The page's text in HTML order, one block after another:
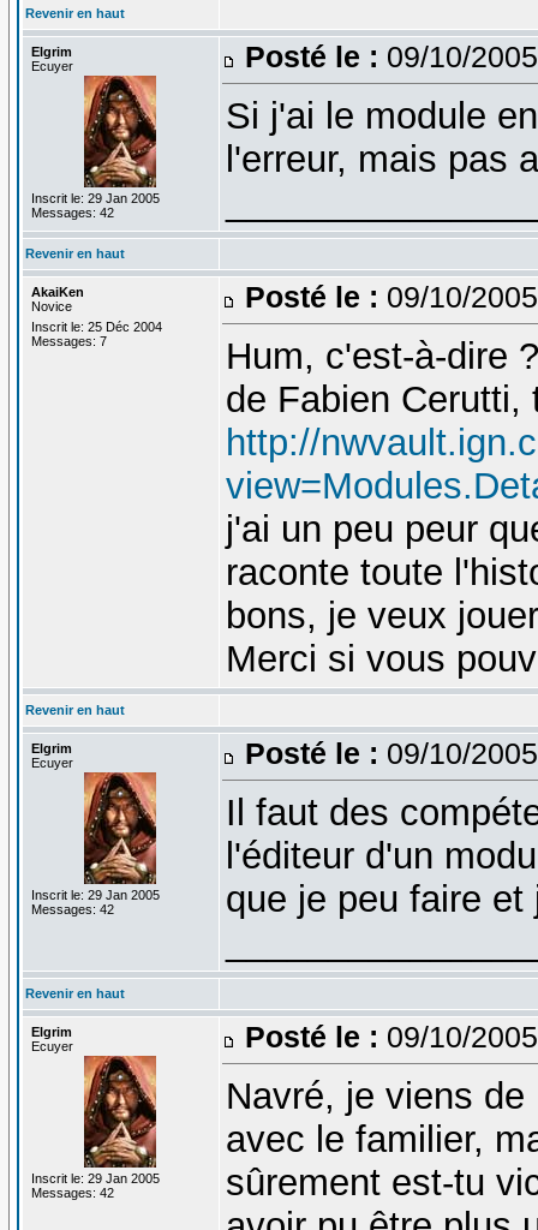
Revenir en haut
Elgrim
Ecuyer
Inscrit le: 29 Jan 2005
Messages: 42
Posté le : 09/10/
Si j'ai le module
l'erreur, mais pas
Revenir en haut
AkaiKen
Novice
Inscrit le: 25 Déc 2004
Messages: 7
Posté le : 09/10/
Hum, c'est-à-dire
de Fabien Cerutti,
http://
j'ai un peu peur
raconte toute
bons, je veux
Merci si vous
Revenir en haut
Elgrim
Ecuyer
Inscrit le: 29 Jan 2005
Messages: 42
Posté le : 09/10/
Il faut des
l'éditeur d'un
que je peu faire
Revenir en haut
Elgrim
Ecuyer
Inscrit le: 29 Jan 2005
Messages: 42
Posté le : 09/10/
Navré, je viens
avec le familier,
sûrement est-tu